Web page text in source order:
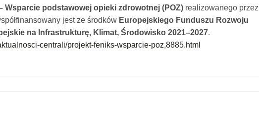
Wsparcie podstawowej opieki zdrowotnej (POZ) realizowanego przez
jest ze środków Europejskiego Funduszu Rozwoju
na Infrastrukturę, Klimat, Środowisko 2021–2027.
centrali/projekt-feniks-wsparcie-poz,8885.html